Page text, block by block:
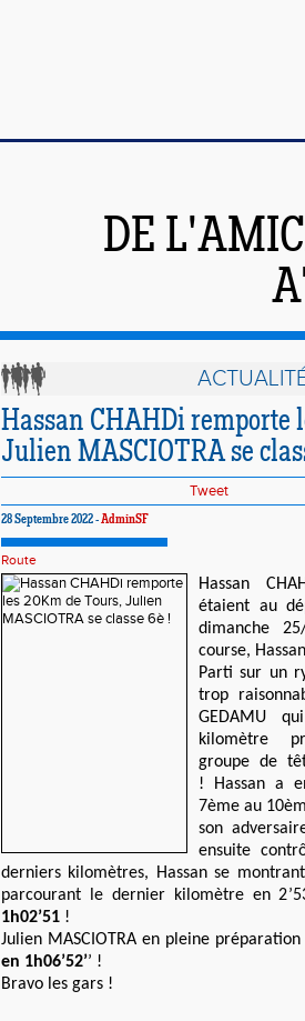
DE
Hassan CHAHDi remporte
Julien MASCIOTRA se
Tweet
28 Septembre 2022 -AdminSF
Route
Hassan
étaient au
dimanche
course,
Parti sur un
trop
GEDAMU
kilomètre
groupe de
!
Hassan a
7ème au
son
ensuite
derniers kilomètres, Hassan se
parcourant le dernier kilomètre en
1h02’51 !
Julien MASCIOTRA en pleine
en 1h06’52’’ !
Bravo les gars !